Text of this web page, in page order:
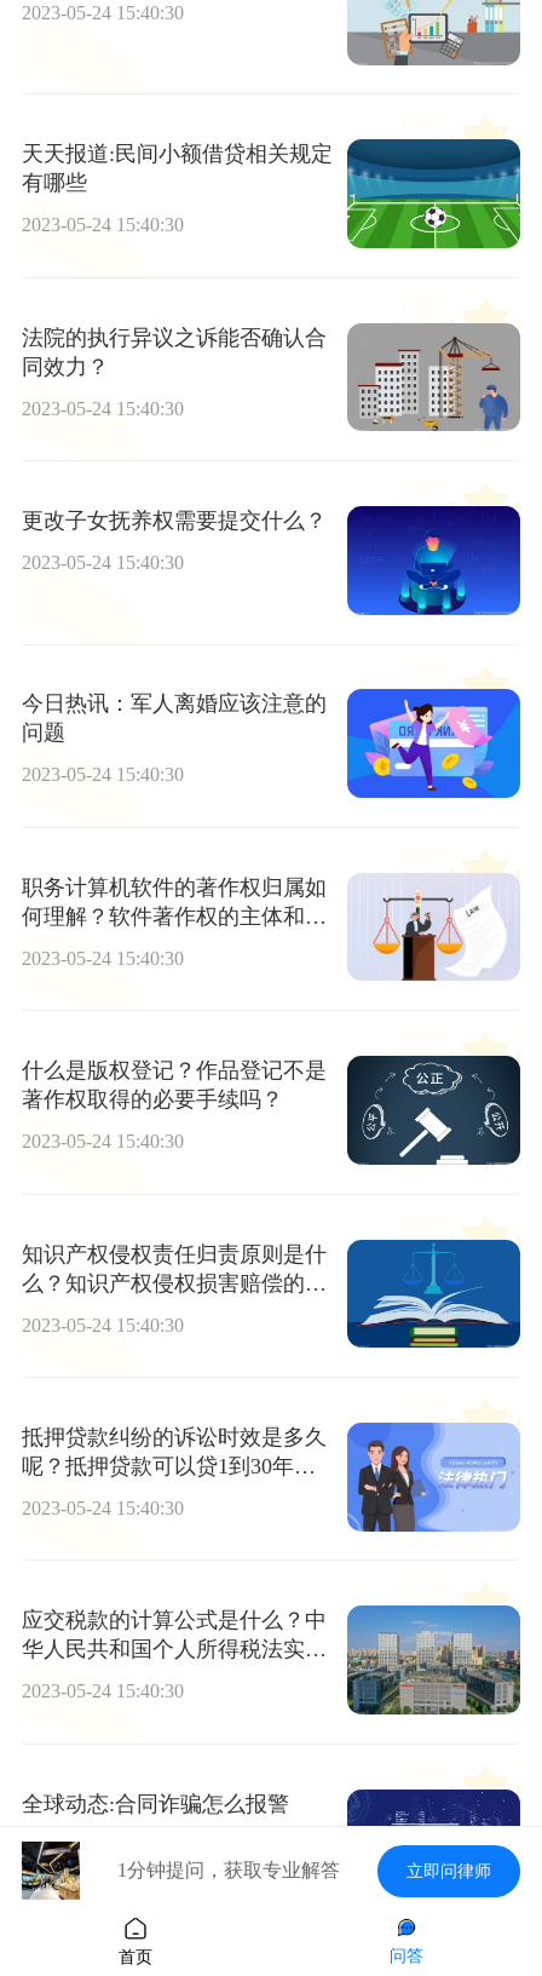
2023-05-24 15:40:30
天天报道:民间小额借贷相关规定
有哪些
2023-05-24 15:40:30
法院的执行异议之诉能否确认合
同效力？
2023-05-24 15:40:30
更改子女抚养权需要提交什么？
2023-05-24 15:40:30
今日热讯：军人离婚应该注意的
问题
2023-05-24 15:40:30
职务计算机软件的著作权归属如
何理解？软件著作权的主体和客
2023-05-24 15:40:30
什么是版权登记？作品登记不是
著作权取得的必要手续吗？
2023-05-24 15:40:30
知识产权侵权责任归责原则是什
么？知识产权侵权损害赔偿的原
2023-05-24 15:40:30
抵押贷款纠纷的诉讼时效是多久
呢？抵押贷款可以贷1到30年
2023-05-24 15:40:30
应交税款的计算公式是什么？中
华人民共和国个人所得税法实施
条例第六条内容
2023-05-24 15:40:30
全球动态:合同诈骗怎么报警
2023-05-24 15:40:30
1分钟提问，获取专业解答 立即问律师
首页 问答